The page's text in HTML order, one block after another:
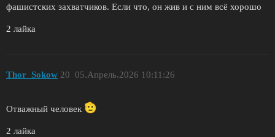
фашистских захватчиков. Если что, он жив и с ним всё хорошо
2 лайка
Thor_Sokow 05.Апрель.2026 10:11:26
20
Отважный человек
2 лайка